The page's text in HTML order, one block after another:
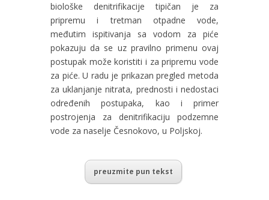
biološke denitrifikacije tipičan je za
pripremu i tretman otpadne vode,
međutim ispitivanja sa vodom za piće
pokazuju da se uz pravilno primenu ovaj
postupak može koristiti i za pripremu vode
za piće. U radu je prikazan pregled metoda
za uklanjanje nitrata, prednosti i nedostaci
određenih postupaka, kao i primer
postrojenja za denitrifikaciju podzemne
vode za naselje Česnokovo, u Poljskoj.
preuzmite pun tekst